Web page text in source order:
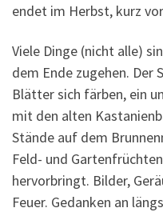
endet im Herbst, kurz
Viele Dinge (nicht alle)
dem Ende zugehen. Der
Blätter sich färben, ein
mit den alten
Stände auf dem
Feld- und
hervorbringt. Bilder,
Feuer. Gedanken an